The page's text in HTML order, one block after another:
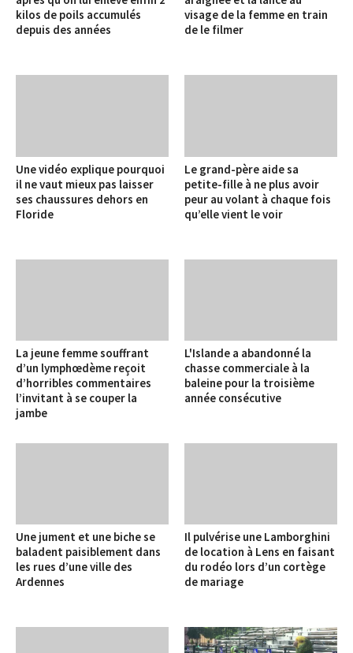
kilos de poils accumulés
depuis des années
visage de la femme en train
de le filmer
Une vidéo explique pourquoi
il ne vaut mieux pas laisser
ses chaussures dehors en
Floride
Le grand-père aide sa
petite-fille à ne plus avoir
peur au volant à chaque fois
qu’elle vient le voir
La jeune femme souffrant
d’un lymphœdème reçoit
d’horribles commentaires
l’invitant à se couper la
jambe
L'Islande a abandonné la
chasse commerciale à la
baleine pour la troisième
année consécutive
Une jument et une biche se
baladent paisiblement dans
les rues d’une ville des
Ardennes
Il pulvérise une Lamborghini
de location à Lens en faisant
du rodéo lors d’un cortège
de mariage